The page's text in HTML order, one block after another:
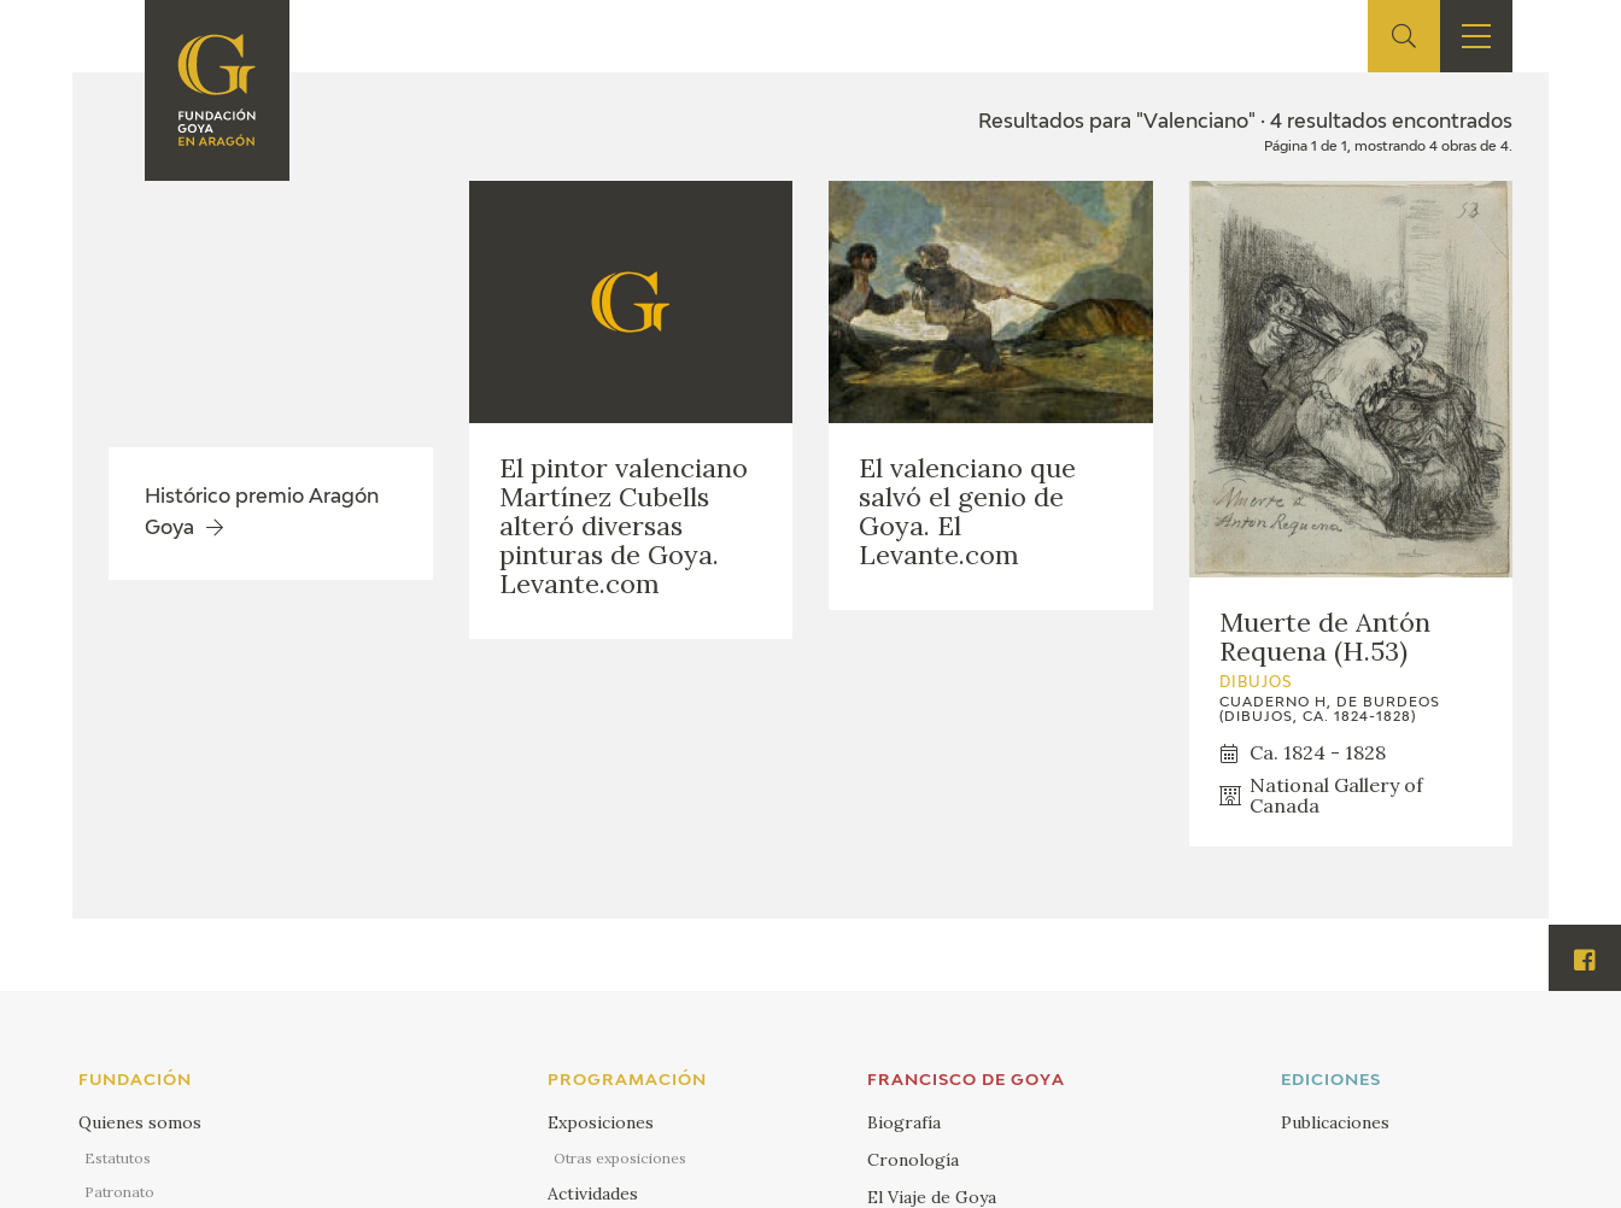
FUNDACIÓN
PRENSA
CRONOLOGÍA
EL VIAJE DE GOYA
GOYA EN ARAGÓN
PREMIO ARAGÓN
EDICIONES TIENDA EDUCA
RECURSOS
FICHAS ARASAAC
Resultados para "Valenciano" · 4 resultados encontrados
Página 1 de 1, mostrando 4 obras de 4.
Histórico premio Aragón
Goya
El pintor valenciano
Martínez Cubells
alteró diversas
pinturas de Goya.
Levante.com
El valenciano que
salvó el genio de
Goya. El
Levante.com
Muerte de Antón
Requena (H.53)
DIBUJOS
CUADERNO H, DE BURDEOS
(DIBUJOS, CA. 1824-1828)
Ca. 1824 - 1828
National Gallery of
Canada
FUNDACIÓN
Quienes somos
Estatutos
Patronato
PROGRAMACIÓN
Exposiciones
Otras exposiciones
Actividades
FRANCISCO DE GOYA
Biografía
Cronología
El Viaje de Goya
EDICIONES
Publicaciones